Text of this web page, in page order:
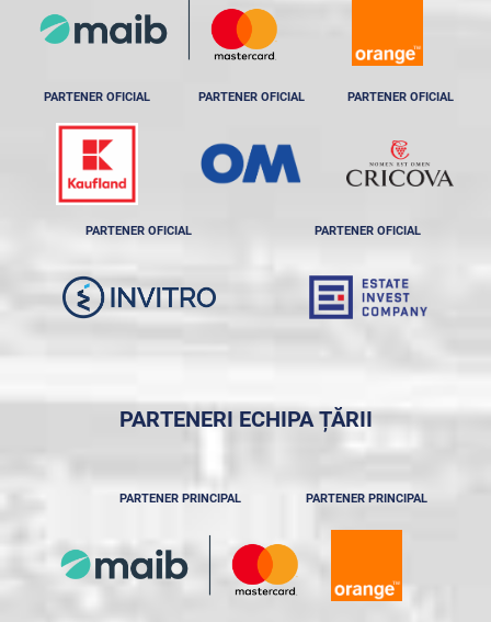
PARTENER OFICIAL PARTENER OFICIAL PARTENER OFICIAL
PARTENER OFICIAL PARTENER OFICIAL
PARTENERI ECHIPA ȚĂRII
PARTENER PRINCIPAL PARTENER PRINCIPAL